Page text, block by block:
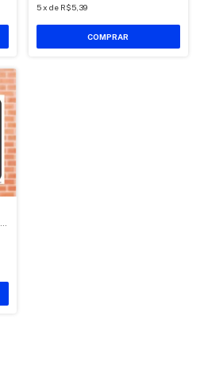
5 x de R$5,39
COMPRAR